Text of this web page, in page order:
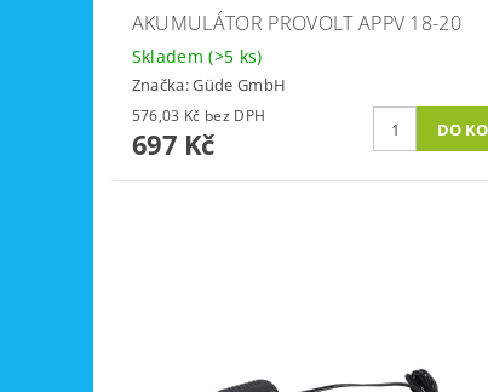
AKUMULÁTOR PROVOLT APPV 18-20
Skladem(>5 ks)
Značka:Güde GmbH
576,03 Kč bez DPH
697 Kč